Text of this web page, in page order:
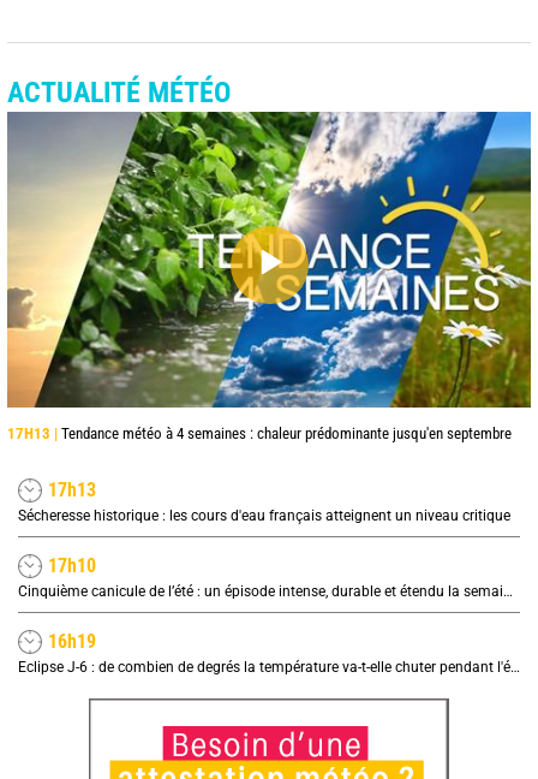
ACTUALITÉ MÉTÉO
17H13 | Tendance météo à 4 semaines : chaleur prédominante jusqu'en septembre
17h13
Sécheresse historique : les cours d'eau français atteignent un niveau critique
17h10
Cinquième canicule de l’été : un épisode intense, durable et étendu la semaine prochaine
16h19
Eclipse J-6 : de combien de degrés la température va-t-elle chuter pendant l'éclipse du 12 août ?